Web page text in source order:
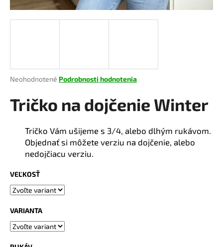
Priemerné
produktu
hviezdičiek.
Neohodnotené Podrobnosti hodnotenia
Tričko na dojčenie Winter
Tričko Vám ušijeme s 3/4, alebo dlhým rukávom.
Objednať si môžete verziu na dojčenie, alebo
nedojčiacu verziu.
VEĽKOSŤ
VARIANTA
á
d
p
o
ú
č